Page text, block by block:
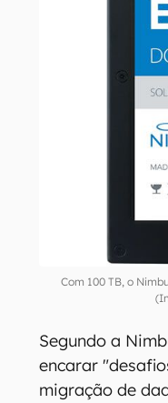
Com 100 TB, o
Segundo a
encarar
migração de